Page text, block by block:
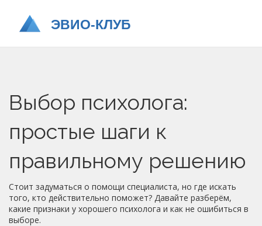
Выбор психолога:
простые шаги к
правильному решению
Стоит задуматься о помощи специалиста, но где искать
того, кто действительно поможет? Давайте разберём,
какие признаки у хорошего психолога и как не ошибиться в
выборе.